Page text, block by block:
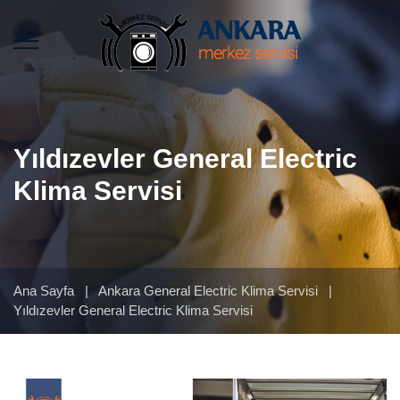
Yıldızevler General Electric
Klima Servisi
Ana Sayfa | Ankara General Electric Klima Servisi
|
Yıldızevler General Electric Klima Servisi